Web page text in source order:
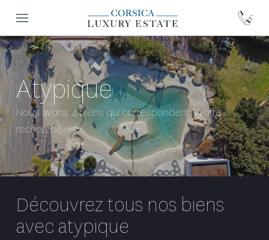
Atypique
Nous avons 4 biens qui correspondent à votre
recherche
Découvrez tous nos biens
avec atypique